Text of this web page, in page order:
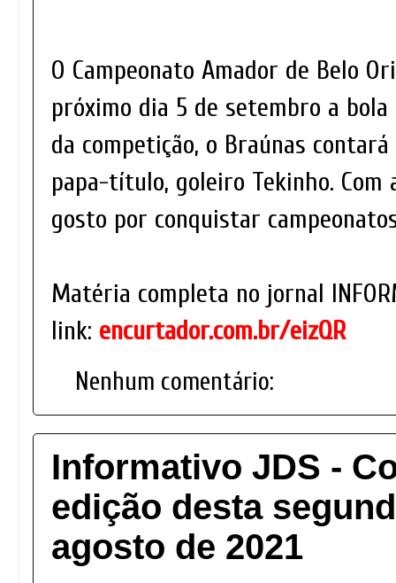
O Campeonato Amador de Belo
próximo dia 5 de setembro a
da competição, o Braúnas
papa-título, goleiro Tekinho. Com
gosto por conquistar
Matéria completa no jornal
link: encurtador.com.br/eizQR
Nenhum comentário:
Informativo JDS -
edição desta
agosto de 2021